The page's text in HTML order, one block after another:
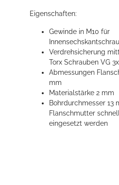
Eigenschaften:
Gewinde in M10 für
Verdrehsicherung
Torx Schrauben VG
Abmessungen
mm
Materialstärke 2 mm
Bohrdurchmesser 13
Flanschmutter
eingesetzt werden